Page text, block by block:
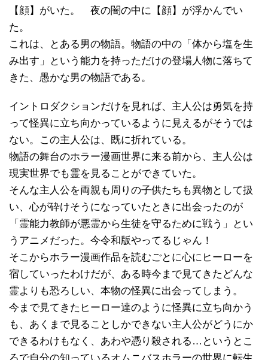
【顔】がいた。 夜の闇の中に【顔】が浮かんでい
た。
これは、とある男の物語。物語の中の「体から塩を生
み出す」という能力を持っただけの登場人物に落ちて
きた、愚かな男の物語である。
イントロダクションだけを見れば、主人公は勇気を持
って怪異に立ち向かっているように見えるがそうでは
ない。この主人公は、既に折れている。
物語の舞台のホラー漫画世界に来る前から、主人公は
現実世界でも霊を見ることができていた。
そんな主人公を両親も周りの子供たちも異物として扱
い、心が砕けそうになっていたときに出会ったのが
「霊能力教師が悪霊から生徒を守るために戦う」とい
うアニメだった。今令和版やってるじゃん！
そこからホラー漫画作品を読むごとに心にヒーローを
宿していったわけだが、ある時今まで見てきたどんな
霊よりも恐ろしい、本物の怪異に出会ってしまう。
今まで見てきたヒーロー達のように怪異に立ち向かう
も、あくまで見ることしかできない主人公がどうにか
できるわけもなく、あわや憑り殺される…というとこ